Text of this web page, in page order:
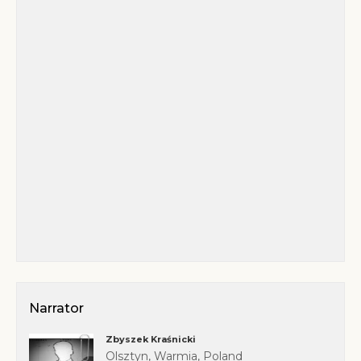
Narrator
Zbyszek Kraśnicki
Olsztyn, Warmia, Poland